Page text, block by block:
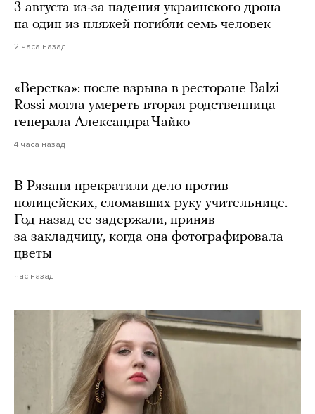
3 августа из-за падения украинского дрона
на один из пляжей погибли семь человек
2 часа назад
«Верстка»: после взрыва в ресторане Balzi
Rossi могла умереть вторая родственница
генерала Александра Чайко
4 часа назад
В Рязани прекратили дело против
полицейских, сломавших руку учительнице.
Год назад ее задержали, приняв
за закладчицу, когда она фотографировала
цветы
час назад